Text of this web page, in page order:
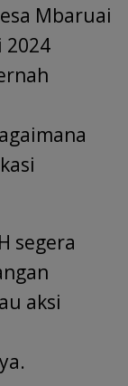
Mbaruai
2024
segera
aksi